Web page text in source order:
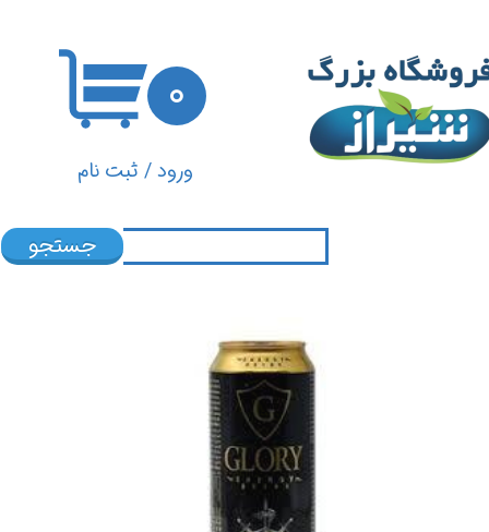
ورود/ ثبت نام
تغییر گذر واژه
سفارشات
۰
جستجو